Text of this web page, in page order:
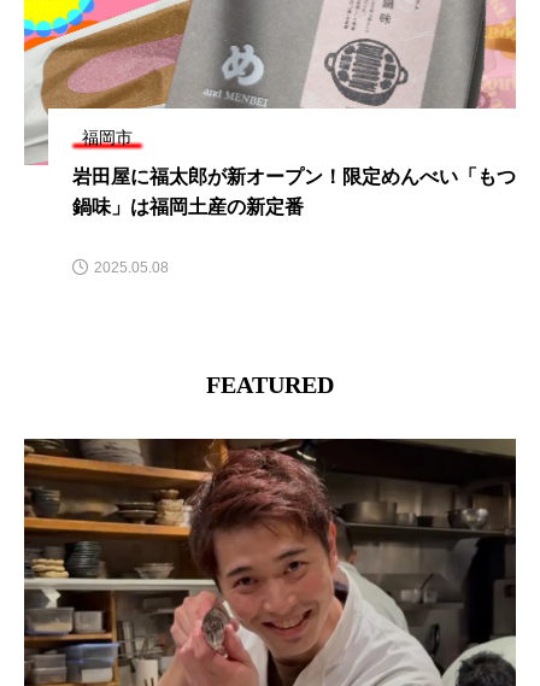
福岡市
【福岡市中央区】カフェ巡りの前に立ち寄りたい、
軽やかなガレットランチ
2026.03.30
FEATURED